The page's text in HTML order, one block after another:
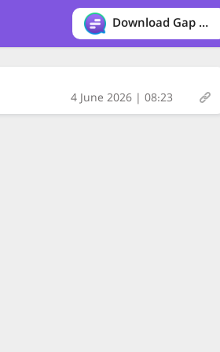
Download Gap messenger
4 June 2026 | 08:23